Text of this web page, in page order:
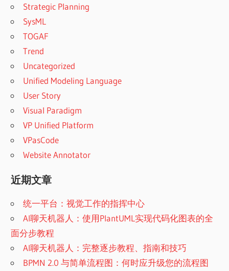
Strategic Planning
SysML
TOGAF
Trend
Uncategorized
Unified Modeling Language
User Story
Visual Paradigm
VP Unified Platform
VPasCode
Website Annotator
近期文章
统一平台：视觉工作的指挥中心
AI聊天机器人：使用PlantUML实现代码化图表的全
面分步教程
AI聊天机器人：完整逐步教程、指南和技巧
BPMN 2.0 与简单流程图：何时应升级您的流程图